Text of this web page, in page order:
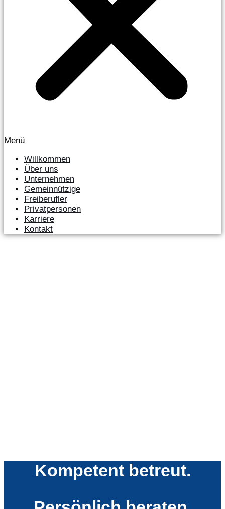
Menü
Willkommen
Über uns
Unternehmen
Gemeinnützige
Freiberufler
Privatpersonen
Karriere
Kontakt
Kompetent betreut.